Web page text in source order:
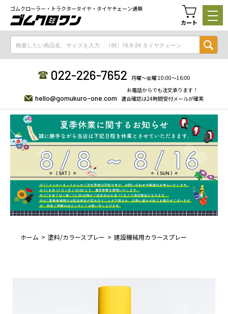
ゴムクローラー・トラクタータイヤ・タイヤチェーン通販
カート
022-226-7652 月曜〜金曜 10:00〜16:00
hello@gomukuro-one.com
お電話からでも注文承ります！
適合確認は24時間受付メールが確実
ホーム 塗料/カラースプレー 建設機械用カラースプレー